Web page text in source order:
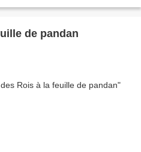
de pandan